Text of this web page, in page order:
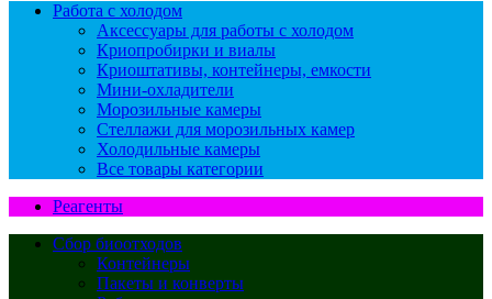
Работа с холодом
Аксессуары для работы с холодом
Криопробирки и виалы
Криоштативы, контейнеры, емкости
Мини-охладители
Морозильные камеры
Стеллажи для морозильных камер
Холодильные камеры
Все товары категории
Реагенты
Сбор биоотходов
Контейнеры
Пакеты и конверты